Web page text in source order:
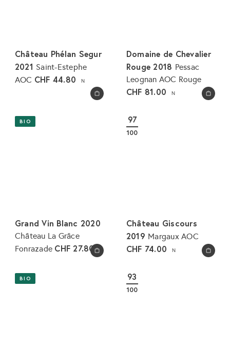
In den Warenkorb legen
Château Phélan Segur
2021 Saint-Estephe
AOC CHF 44.80 N
In den Warenkorb legen
Domaine de Chevalier
Rouge 2018 Pessac
Leognan AOC Rouge
CHF 81.00 N
In den Warenkorb legen
BIO
Grand Vin Blanc 2020
Château La Grâce
Fonrazade CHF 27.80 In den Warenkorb legen
97
100
Château Giscours
2019 Margaux AOC
CHF 74.00 N
BIO 93
100